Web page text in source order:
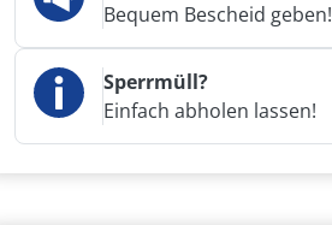
Bequem Bescheid geben!
Sperrmüll?
Einfach abholen lassen!